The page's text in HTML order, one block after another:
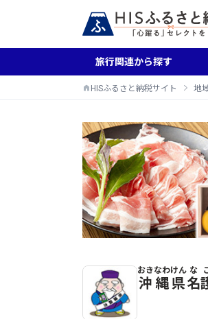
旅行関連から探す
HISふるさと納税サイト 地
名護市のふるさと納税返
沖縄県
おきなわけん
名
な